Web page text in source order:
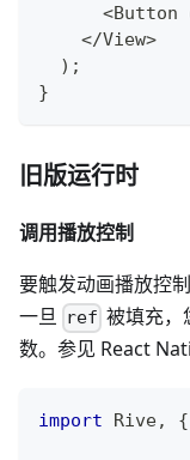
<Button
</View>
) ;
}
旧版运行时
调用播放控制
要触发动画播放控
一旦 ref 被填充
数。参见 React
import Rive, {